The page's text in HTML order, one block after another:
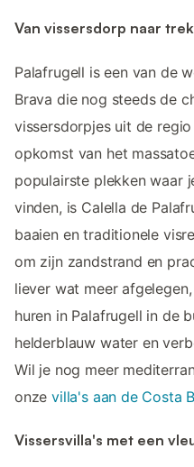
Van vissersdorp naar
Palafrugell is een van de
Brava die nog steeds de
vissersdorpjes uit de
opkomst van het
populairste plekken waar
vinden, is Calella de
baaien en traditionele
om zijn zandstrand en
liever wat meer
huren in Palafrugell in de
helderblauw water en
Wil je nog meer
onzevilla's aan de Costa
Vissersvilla's met een